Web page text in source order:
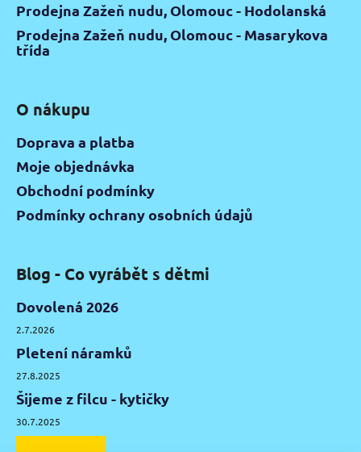
Prodejna Zažeň nudu, Olomouc - Hodolanská
Prodejna Zažeň nudu, Olomouc - Masarykova
třída
O nákupu
Doprava a platba
Moje objednávka
Obchodní podmínky
Podmínky ochrany osobních údajů
Blog - Co vyrábět s dětmi
Dovolená 2026
2.7.2026
Pletení náramků
27.8.2025
Šijeme z filcu - kytičky
30.7.2025